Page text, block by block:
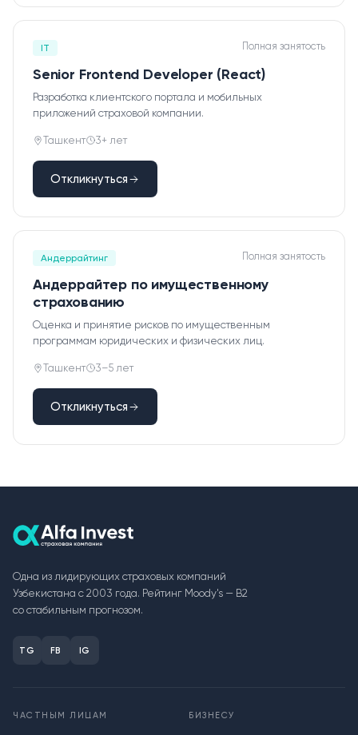
IT Полная занятость
Senior Frontend Developer (React)
Разработка клиентского портала и мобильных
приложений страховой компании.
Ташкент 3+ лет
Откликнуться
Андеррайтинг Полная занятость
Андеррайтер по имущественному
страхованию
Оценка и принятие рисков по имущественным
программам юридических и физических лиц.
Ташкент 3–5 лет
Откликнуться
Одна из лидирующих страховых компаний
Узбекистана с 2003 года. Рейтинг Moody's — B2
со стабильным прогнозом.
TG FB IG
ЧАСТНЫМ ЛИЦАМ БИЗНЕСУ